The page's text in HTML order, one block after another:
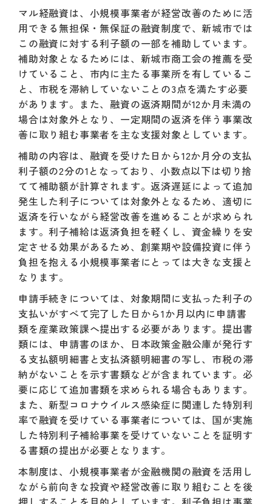
マル経融資は、小規模事業者が経営改善のために活
用できる無担保・無保証の融資制度で、新城市では
この融資に対する利子額の一部を補助しています。
補助対象となるためには、新城市商工会の推薦を受
けていること、市内に主たる事業所を有しているこ
と、市税を滞納していないことの3点を満たす必要
があります。また、融資の返済期間が12か月未満の
場合は対象外となり、一定期間の返済を伴う事業改
善に取り組む事業者を主な支援対象としています。
補助の内容は、融資を受けた日から12か月分の支払
利子額の2分の1となっており、小数点以下は切り捨
てて補助額が計算されます。返済遅延によって追加
発生した利子については対象外となるため、適切に
返済を行いながら経営改善を進めることが求められ
ます。利子補給は返済負担を軽くし、資金繰りを安
定させる効果があるため、創業期や設備投資に伴う
負担を抱える小規模事業者にとっては大きな支援と
なります。
申請手続きについては、対象期間に支払った利子の
支払いがすべて完了した日から1か月以内に申請書
類を産業政策課へ提出する必要があります。提出書
類には、申請書のほか、日本政策金融公庫が発行す
る支払額明細書と支払済額明細書の写し、市税の滞
納がないことを示す書類などが含まれています。必
要に応じて追加書類を求められる場合もあります。
また、新型コロナウイルス感染症に関連した特別利
率で融資を受けている事業者については、国が実施
した特別利子補給事業を受けていないことを証明す
る書類の提出が必要となります。
本制度は、小規模事業者が金融機関の融資を活用し
ながら前向きな投資や経営改善に取り組むことを後